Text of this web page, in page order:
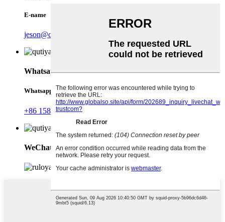
E-name
jeson@createtrust.cn
Whatsapp
Whatsapp
+86 15889368107
WeChat